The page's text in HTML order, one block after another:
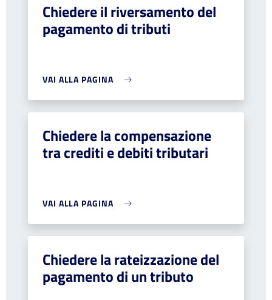
Chiedere il riversamento del
pagamento di tributi
VAI ALLA PAGINA
Chiedere la compensazione
tra crediti e debiti tributari
VAI ALLA PAGINA
Chiedere la rateizzazione del
pagamento di un tributo